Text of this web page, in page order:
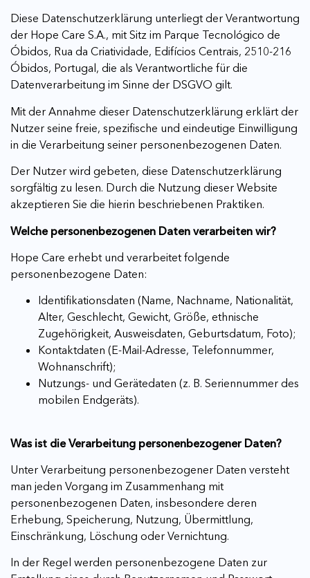
Diese Datenschutzerklärung unterliegt der Verantwortung
der Hope Care S.A., mit Sitz im Parque Tecnológico de
Óbidos, Rua da Criatividade, Edifícios Centrais, 2510-216
Óbidos, Portugal, die als Verantwortliche für die
Datenverarbeitung im Sinne der DSGVO gilt.
Mit der Annahme dieser Datenschutzerklärung erklärt der
Nutzer seine freie, spezifische und eindeutige Einwilligung
in die Verarbeitung seiner personenbezogenen Daten.
Der Nutzer wird gebeten, diese Datenschutzerklärung
sorgfältig zu lesen. Durch die Nutzung dieser Website
akzeptieren Sie die hierin beschriebenen Praktiken.
Welche personenbezogenen Daten verarbeiten wir?
Hope Care erhebt und verarbeitet folgende
personenbezogene Daten:
Identifikationsdaten (Name, Nachname, Nationalität,
Alter, Geschlecht, Gewicht, Größe, ethnische
Zugehörigkeit, Ausweisdaten, Geburtsdatum, Foto);
Kontaktdaten (E-Mail-Adresse, Telefonnummer,
Wohnanschrift);
Nutzungs- und Gerätedaten (z. B. Seriennummer des
mobilen Endgeräts).
Was ist die Verarbeitung personenbezogener Daten?
Unter Verarbeitung personenbezogener Daten versteht
man jeden Vorgang im Zusammenhang mit
personenbezogenen Daten, insbesondere deren
Erhebung, Speicherung, Nutzung, Übermittlung,
Einschränkung, Löschung oder Vernichtung.
In der Regel werden personenbezogene Daten zur